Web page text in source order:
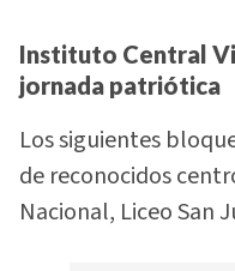
Instituto Central
jornada patriótica
Los siguientes
de reconocidos
Nacional, Liceo San